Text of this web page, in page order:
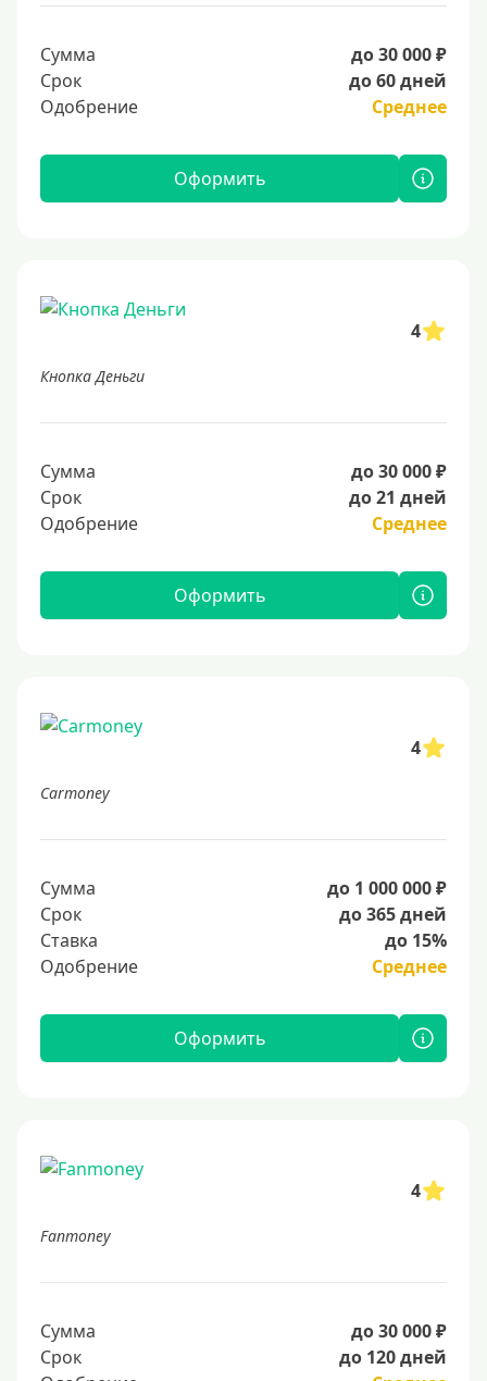
Сумма
до 30 000 ₽
Срок
до 60 дней
Одобрение
Среднее
Оформить
4
Кнопка Деньги
Сумма
до 30 000 ₽
Срок
до 21 дней
Одобрение
Среднее
Оформить
4
Carmoney
Сумма
до 1 000 000 ₽
Срок
до 365 дней
Ставка
до 15%
Одобрение
Среднее
Оформить
4
Fanmoney
Сумма
до 30 000 ₽
Срок
до 120 дней